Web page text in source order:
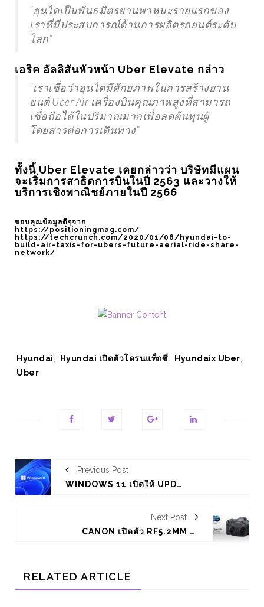
“ฮุนไดเป็นพันธมิตรยานพาหนะรายแรกของ
เราที่มีประสบการณ์ด้านการผลิตรถยนต์ระดับ
โลก”
เอริค อัลลิสันหัวหน้า Uber Elevate กล่าว
“เราเชื่อว่าฮุนไดมีศักยภาพในการสร้างยาน
ยนต์ Uber Air เครื่องบินคุณภาพสูงที่สามารถ
เชื่อถือได้ในปริมาณมากเพื่อลดต้นทุนผู้
โดยสารต่อการเดินทาง”
ทั้งนี้ Uber Elevate เคยกล่าวว่า บริษัทมีแผน
จะเริ่มการสาธิตการบินในปี 2563 และวางให้
บริการเชิงพาณิชย์ภายในปี 2566
ขอบคุณข้อมูลดีๆจาก
https://positioningmag.com/
https://techcrunch.com/2020/01/06/hyundai-to-
build-air-taxis-for-ubers-future-aerial-ride-share-
network/
Tags:
Hyundai, Hyundai เปิดตัวโดรนแท็กซี่, Hyundaix Uber,
Uber
Previous Post
WINDOWS 11 เปิดให้ UPDATE แล้ววันนี้
Next Post
CANON เปิดตัว RF5.2MM F/2.8L DUAL FISHEYE
RELATED ARTICLE
TRENDING
ตัวระบบ COLOROS 12
LITHIUM-METAL
ของรถยนต์พลังงานไฟฟ้า